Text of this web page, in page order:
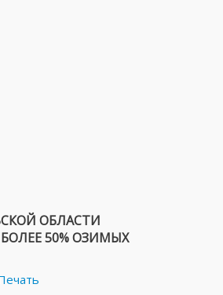
ОБЛАСТИ
50% ОЗИМЫХ